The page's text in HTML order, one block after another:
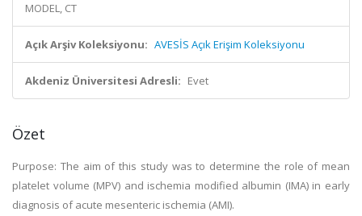
MODEL, CT
Açık Arşiv Koleksiyonu: AVESİS Açık Erişim Koleksiyonu
Akdeniz Üniversitesi Adresli: Evet
Özet
Purpose: The aim of this study was to determine the role of mean
platelet volume (MPV) and ischemia modified albumin (IMA) in early
diagnosis of acute mesenteric ischemia (AMI).